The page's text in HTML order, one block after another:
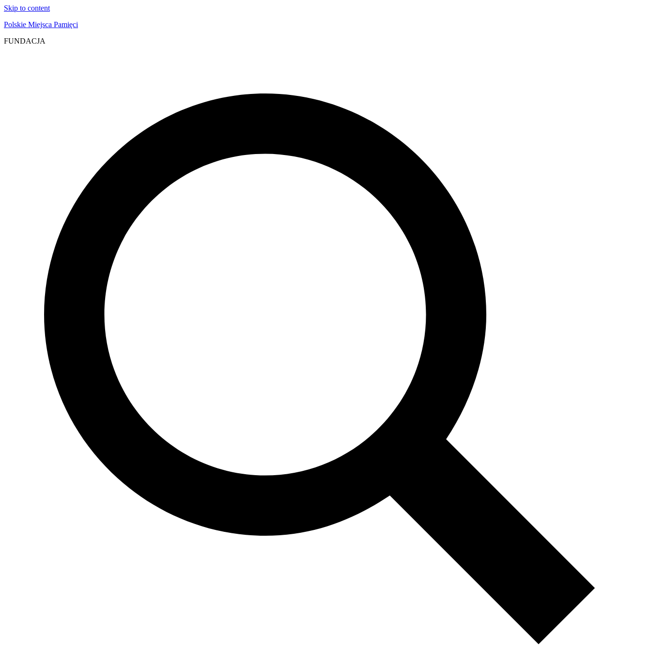
Skip to content
Polskie Miejsca Pamięci
FUNDACJA